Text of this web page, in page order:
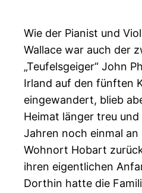
Wie der Pianist und
Wallace war auch der
„Teufelsgeiger“ John
Irland auf den fünften
eingewandert, blieb
Heimat länger treu
Jahren noch einmal
Wohnort Hobart
ihren eigentlichen
Dorthin hatte die